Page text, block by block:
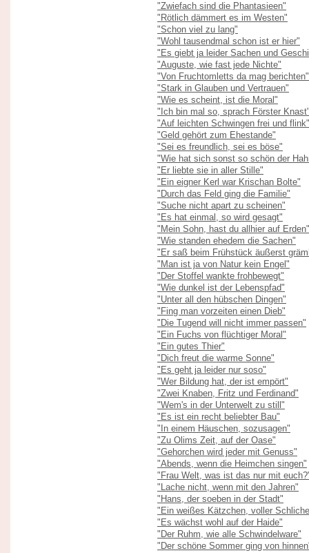
"Zwiefach sind die Phantasieen"
"Rötlich dämmert es im Westen"
"Schon viel zu lang"
"Wohl tausendmal schon ist er hier"
"Es giebt ja leider Sachen und
"Auguste, wie fast jede Nichte"
"Von Fruchtomletts da mag berichten"
"Stark in Glauben und Vertrauen"
"Wie es scheint, ist die Moral"
"Ich bin mal so, sprach Förster
"Auf leichten Schwingen frei und flink"
"Geld gehört zum Ehestande"
"Sei es freundlich, sei es böse"
"Wie hat sich sonst so schön der
"Er liebte sie in aller Stille"
"Ein eigner Kerl war Krischan Bolte"
"Durch das Feld ging die Familie"
"Suche nicht apart zu scheinen"
"Es hat einmal, so wird gesagt"
"Mein Sohn, hast du allhier auf Erden"
"Wie standen ehedem die Sachen"
"Er saß beim Frühstück äußerst
"Man ist ja von Natur kein Engel"
"Der Stoffel wankte frohbewegt"
"Wie dunkel ist der Lebenspfad"
"Unter all den hübschen Dingen"
"Fing man vorzeiten einen Dieb"
"Die Tugend will nicht immer passen"
"Ein Fuchs von flüchtiger Moral"
"Ein gutes Thier"
"Dich freut die warme Sonne"
"Es geht ja leider nur soso"
"Wer Bildung hat, der ist empört"
"Zwei Knaben, Fritz und Ferdinand"
"Wem's in der Unterwelt zu still"
"Es ist ein recht beliebter Bau"
"In einem Häuschen, sozusagen"
"Zu Olims Zeit, auf der Oase"
"Gehorchen wird jeder mit Genuss"
"Abends, wenn die Heimchen singen"
"Frau Welt, was ist das nur mit
"Lache nicht, wenn mit den Jahren"
"Hans, der soeben in der Stadt"
"Ein weißes Kätzchen, voller
"Es wächst wohl auf der Haide"
"Der Ruhm, wie alle Schwindelware"
"Der schöne Sommer ging von